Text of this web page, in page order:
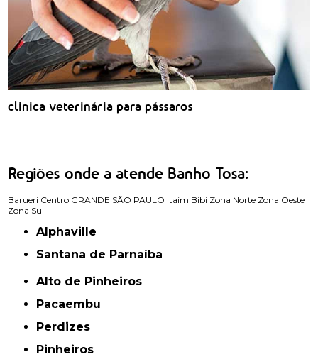
clinica veterinária para pássaros
Regiões onde a atende Banho Tosa:
Barueri Centro GRANDE SÃO PAULO Itaim Bibi Zona Norte Zona Oeste
Zona Sul
Alphaville
Santana de Parnaíba
Alto de Pinheiros
Pacaembu
Perdizes
Pinheiros